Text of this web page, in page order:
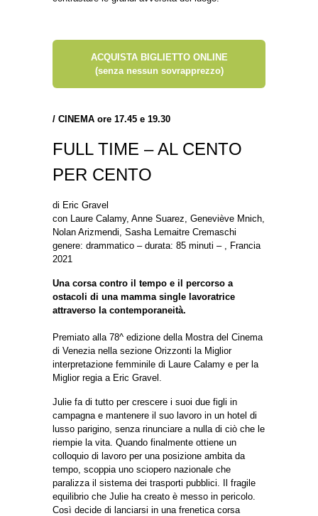
ACQUISTA BIGLIETTO ONLINE
(senza nessun sovrapprezzo)
/ CINEMA ore 17.45 e 19.30
FULL TIME – AL CENTO
PER CENTO
di Eric Gravel
con Laure Calamy, Anne Suarez, Geneviève Mnich,
Nolan Arizmendi, Sasha Lemaitre Cremaschi
genere: drammatico – durata: 85 minuti – , Francia
2021
Una corsa contro il tempo e il percorso a
ostacoli di una mamma single lavoratrice
attraverso la contemporaneità.
Premiato alla 78^ edizione della Mostra del Cinema
di Venezia nella sezione Orizzonti la Miglior
interpretazione femminile di Laure Calamy e per la
Miglior regia a Eric Gravel.
Julie fa di tutto per crescere i suoi due figli in
campagna e mantenere il suo lavoro in un hotel di
lusso parigino, senza rinunciare a nulla di ciò che le
riempie la vita. Quando finalmente ottiene un
colloquio di lavoro per una posizione ambita da
tempo, scoppia uno sciopero nazionale che
paralizza il sistema dei trasporti pubblici. Il fragile
equilibrio che Julie ha creato è messo in pericolo.
Così decide di lanciarsi in una frenetica corsa